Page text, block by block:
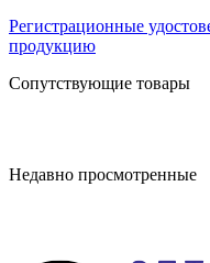
Регистрационные
продукцию
Сопутствующие товары
Недавно просмотренные